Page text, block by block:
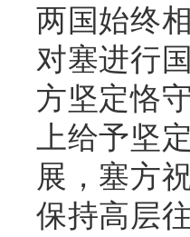
两国始终
对塞进行
方坚定恪
上给予坚
展，塞方
保持高层